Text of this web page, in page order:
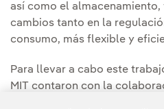
así como el almacenamiento,
cambios tanto en la
consumo, más flexible y
Para llevar a cabo este
MIT contaron con la